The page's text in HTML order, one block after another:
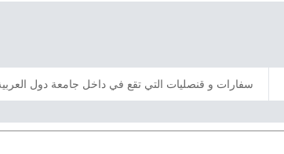
سفارات و قنصليات التي تقع في داخل جامعة دول